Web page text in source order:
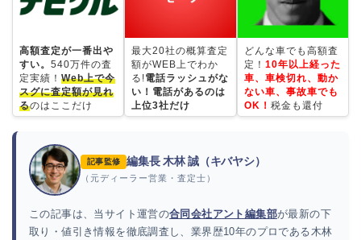
高額査定が一番出や
すい。 540万件の査
定実績！ Web上で今
スグに査定額が見れ
るのはここだけ
最大20社の概算査定
額がWEB上でわか
る!電話ラッシュがな
い！電話があるのは
上位3社だけ
どんな車でも高額査
定！ 10年以上経った
車、車検切れ、動か
ない車、事故車でも
OK！ 税金も還付
記事監修 編集長 木林 誠（キバヤシ）
（元ディーラー営業・査定士）
この記事は、当サイト運営の合同会社アント編集部が最新の下
取り・値引き情報を徹底調査し、業界歴10年のプロである木林